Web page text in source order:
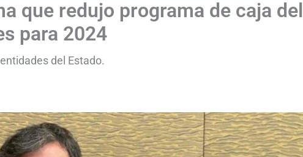
que redujo programa de caja del
para 2024
del Estado.